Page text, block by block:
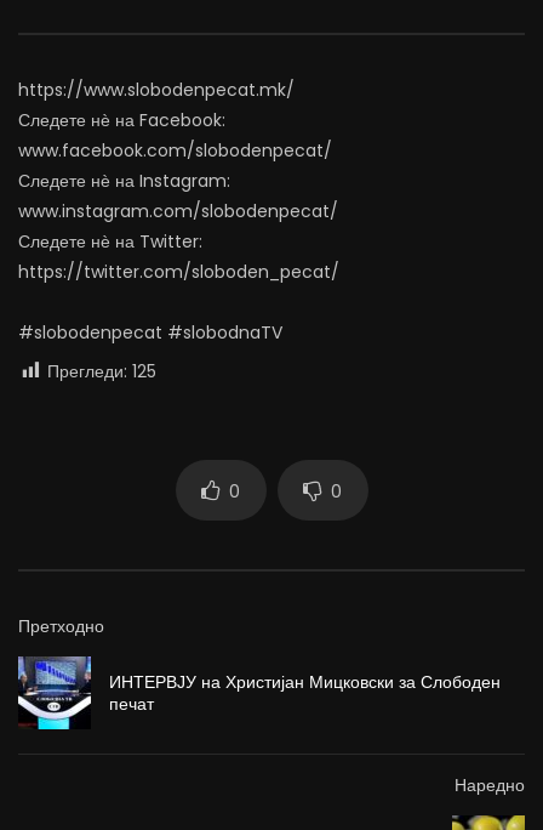
0
1.8K 16 0
0
1.1K 11
https://www.slobodenpecat.mk/
Следете нѐ на Facebook:
www.facebook.com/slobodenpecat/
Следете нѐ на Instagram:
www.instagram.com/slobodenpecat/
Следете нѐ на Twitter:
https://twitter.com/sloboden_pecat/
#slobodenpecat #slobodnaTV
Прегледи: 125
0 0
Претходно
ИНТЕРВЈУ на Христијан Мицковски за Слободен
печат
Наредно